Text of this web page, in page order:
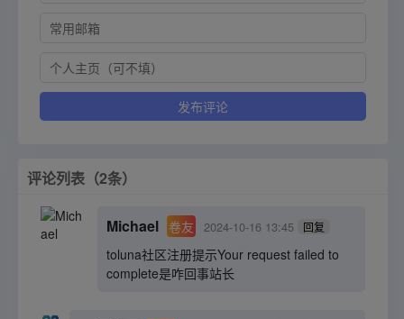
评论列表（2条）
Michael 卷友 2024-10-16 13:45 回复
toluna社区注册提示Your request failed to
complete是咋回事站长